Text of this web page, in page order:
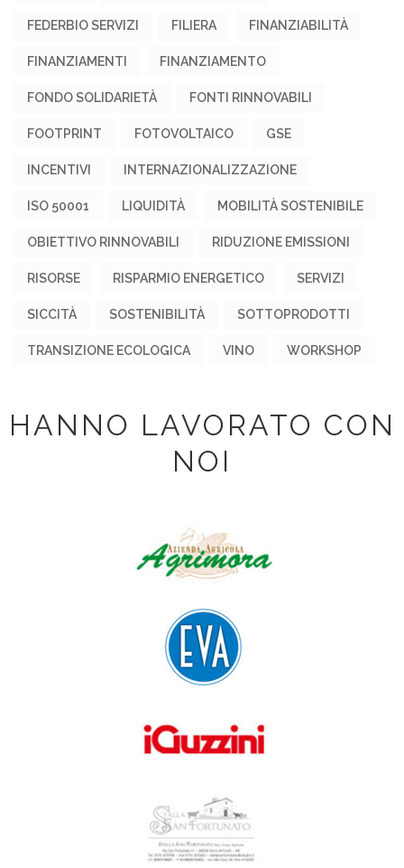
FEDERBIO SERVIZI FILIERA FINANZIABILITÀ
FINANZIAMENTI FINANZIAMENTO
FONDO SOLIDARIETÀ FONTI RINNOVABILI
FOOTPRINT FOTOVOLTAICO GSE
INCENTIVI INTERNAZIONALIZZAZIONE
ISO 50001 LIQUIDITÀ MOBILITÀ SOSTENIBILE
OBIETTIVO RINNOVABILI RIDUZIONE EMISSIONI
RISORSE RISPARMIO ENERGETICO SERVIZI
SICCITÀ SOSTENIBILITÀ SOTTOPRODOTTI
TRANSIZIONE ECOLOGICA VINO WORKSHOP
HANNO LAVORATO CON
NOI